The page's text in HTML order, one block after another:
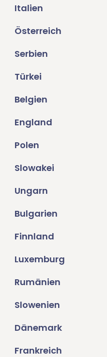
Italien
Österreich
Serbien
Türkei
Belgien
England
Polen
Slowakei
Ungarn
Bulgarien
Finnland
Luxemburg
Rumänien
Slowenien
Dänemark
Frankreich